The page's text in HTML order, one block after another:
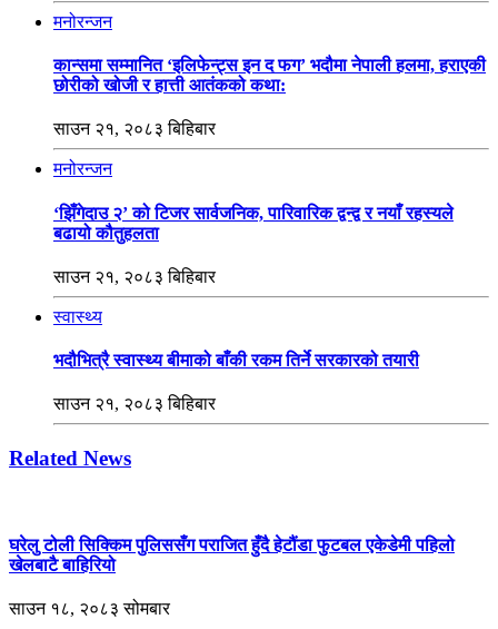
मनोरन्जन
कान्समा सम्मानित ‘इलिफेन्ट्स इन द फग’ भदौमा नेपाली हलमा, हराएकी
छोरीको खोजी र हात्ती आतंकको कथा:
साउन २१, २०८३ बिहिबार
मनोरन्जन
‘झिँगेदाउ २’ को टिजर सार्वजनिक, पारिवारिक द्वन्द्व र नयाँ रहस्यले
बढायो कौतुहलता
साउन २१, २०८३ बिहिबार
स्वास्थ्य
भदौभित्रै स्वास्थ्य बीमाको बाँकी रकम तिर्ने सरकारको तयारी
साउन २१, २०८३ बिहिबार
Related News
घरेलु टोली सिक्किम पुलिससँग पराजित हुँदै हेटौंडा फुटबल एकेडेमी पहिलो
खेलबाटै बाहिरियो
साउन १८, २०८३ सोमबार